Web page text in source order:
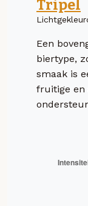
Tripel
Een
biertype,
smaak is
fruitige en